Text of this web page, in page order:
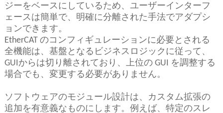
ジーをベースにしているため、ユーザーインターフ
ェースは簡単で、明確に分離された手法でアダプシ
ョンできます。
EtherCAT のコンフィギュレーションに必要とされる
全機能は、基盤となるビジネスロジックに従って、
GUIからは切り離されており、上位の GUI を調整する
場合でも、変更する必要がありません。
ソフトウェアのモジュール設計は、カスタム拡張の
追加を有意義なものにします。例えば、特定のスレ